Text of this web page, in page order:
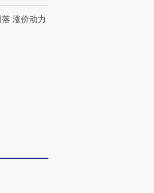
三对
住三大增长引擎是什么？
涨价动力